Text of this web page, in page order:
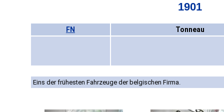
1901
FN Tonneau
Eins der frühesten Fahrzeuge der belgischen Firma.